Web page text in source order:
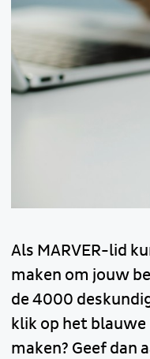
Als MARVER-lid
maken om jouw
de 4000
klik op het blauwe
maken? Geef dan